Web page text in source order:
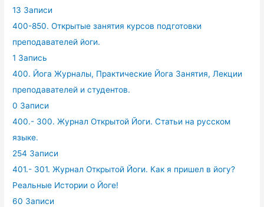
13 Записи
400-850. Открытые занятия курсов подготовки
преподавателей йоги.
1 Запись
400. Йога Журналы, Практические Йога Занятия, Лекции
преподавателей и студентов.
0 Записи
400.- 300. Журнал Открытой Йоги. Статьи на русском
языке.
254 Записи
401.- 301. Журнал Открытой Йоги. Как я пришел в йогу?
Реальные Истории о Йоге!
60 Записи